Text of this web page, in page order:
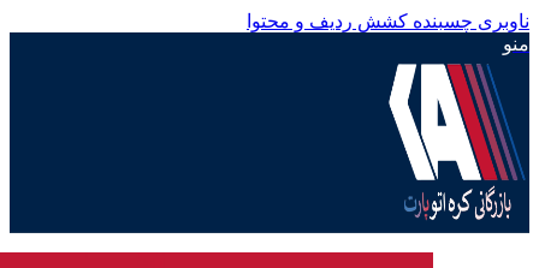
ناوبری چسبنده کشش ردیف و محتوا
منو